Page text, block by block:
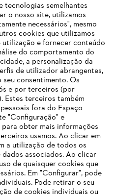
pagamento
NÃO SUPORTA
ainda não suportamos. Para
recomendamos que altere
tecnologias semelhantes
o nosso site, utilizamos
necessários", mesmo
cookies que utilizamos
e fornecer conteúdo
do comportamento do
a personalização da
de utilizador abrangentes,
consentimento. Os
e por terceiros (por
Estes terceiros também
fora do Espaço
"Configuração" e
obter mais informações
usamos. Ao clicar em
a utilização de todos os
associados. Ao clicar
de quaisquer cookies que
Em "Configurar", pode
Pode retirar o seu
de cookies individuais ou